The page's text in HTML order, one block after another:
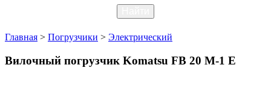
Главная > Погрузчики > Электрический
Вилочный погрузчик Komatsu FB 20 M-1 E